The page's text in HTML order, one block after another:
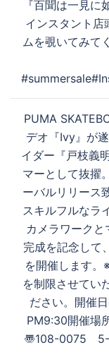
ョ
ン
『百聞は一見に
インスタント店
ムを覗いてみて
PUMA
デオ『Ivy』が
イダー『戸枝義
マーとして抜擢
ーバルリリース
スキルフルなラ
カメラワークと
完成を記念して
を開催します。
を制限させてい
ださい。開催
PM9:30開催場
〠108-0075 5-